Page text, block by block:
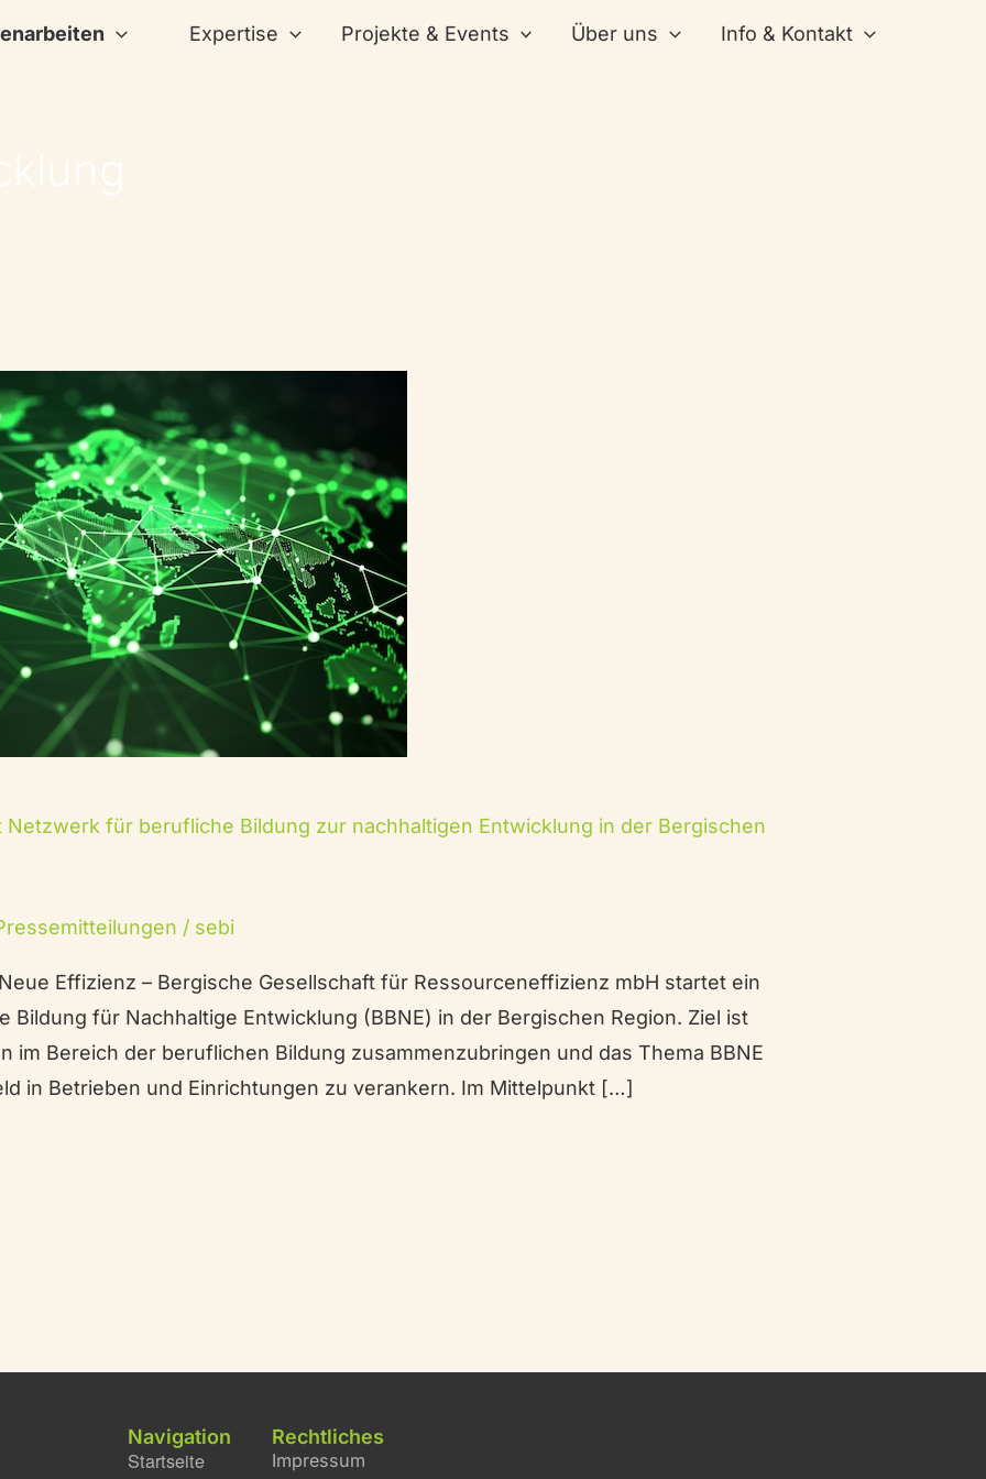
Expertise Projekte & Events Über uns Info & Kontakt
Netzwerk für berufliche Bildung zur nachhaltigen Entwicklung in der Bergischen
/ sebi
Effizienz – Bergische Gesellschaft für Ressourceneffizienz mbH startet ein
für Nachhaltige Entwicklung (BBNE) in der Bergischen Region. Ziel ist
im Bereich der beruflichen Bildung zusammenzubringen und das Thema BBNE
in Betrieben und Einrichtungen zu verankern. Im Mittelpunkt […]
Navigation
Startseite
Rechtliches
Impressum